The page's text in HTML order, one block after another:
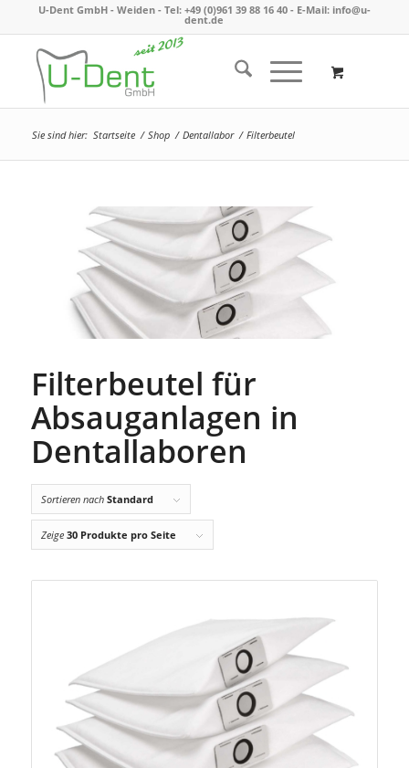
U-Dent GmbH - Weiden - Tel: +49 (0)961 39 88 16 40- E-Mail: info@u-
dent.de
Sie sind hier: Startseite / Shop / Dentallabor / Filterbeutel
Filterbeutel für
Absauganlagen in
Dentallaboren
Sortieren nach Standard
Zeige 30 Produkte pro Seite